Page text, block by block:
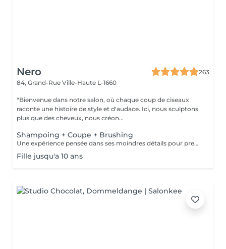
Nero
263
84, Grand-Rue Ville-Haute L-1660
"Bienvenue dans notre salon, où chaque coup de ciseaux
raconte une histoire de style et d'audace. Ici, nous sculptons
plus que des cheveux, nous créon...
Shampoing + Coupe + Brushing
Une expérience pensée dans ses moindres détails pour prendre soin de vous comme il se doit. Nous commençons par un shampoing d'exception, sélectionné avec soin selon la nature et les besoins de votre chevelure, agrémenté d'un massage enveloppant du cuir chevelu pour une détente absolue. Vient ensuite la coupe, précédée d'un diagnostic personnalisé pour cerner vos envies et sublimer votre style. Chaque geste est maîtrisé, chaque détail soigné. Pour finir, un brushing raffiné vient parachever le résultat lisse et soyeux, volumisé ou subtilement ondulé, selon vos désirs. Vous repartez avec une chevelure magnifiée et un éclat qui se remarque.
Fille jusqu'a 10 ans